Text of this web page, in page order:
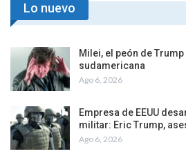
Lo nuevo
Milei, el peón de
sudamericana
Ago 6, 2026
Empresa de EEUU
militar: Eric Trump,
Ago 6, 2026